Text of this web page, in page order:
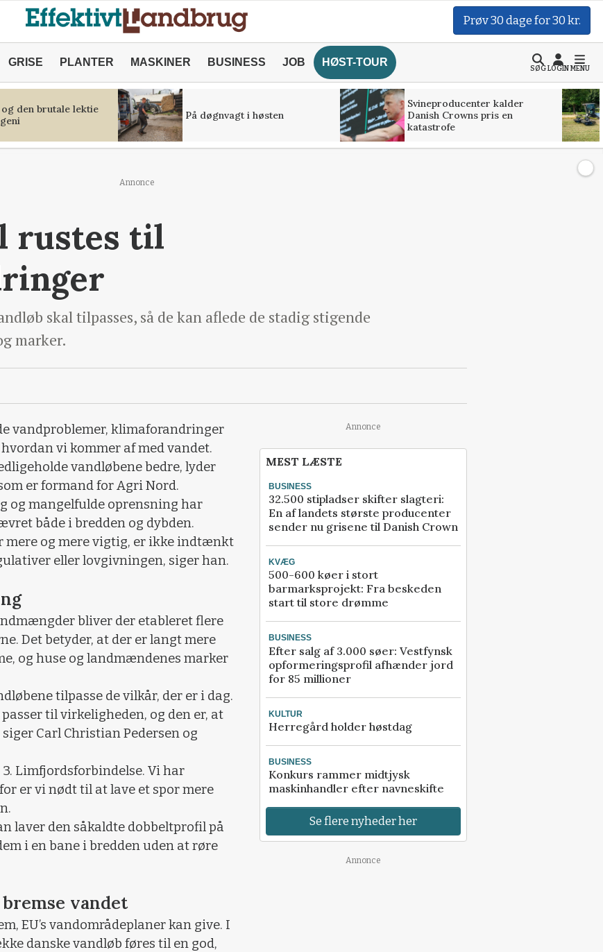
Prøv 30 dage for 30 kr.
GRISE PLANTER MASKINER BUSINESS JOB HØST-TOUR
SØGLOGINMENU
den brutale lektie
På døgnvagt i høsten
Svineproducenter kalder
Danish Crowns pris en
katastrofe
Annonce
rustes til
skal tilpasses, så de kan aflede de stadig stigende
marker.
vandproblemer, klimaforandringer
vi kommer af med vandet.
vandløbene bedre, lyder
er formand for Agri Nord.
og mangelfulde oprensning har
både i bredden og dybden.
mere og mere vigtig, er ikke indtænkt
eller lovgivningen, siger han.
bliver der etableret flere
Det betyder, at der er langt mere
og huse og landmændenes marker
tilpasse de vilkår, der er i dag.
til virkeligheden, og den er, at
Carl Christian Pedersen og
Limfjordsforbindelse. Vi har
er vi nødt til at lave et spor mere
laver den såkaldte dobbeltprofil på
i en bane i bredden uden at røre
vandet
EU’s vandområdeplaner kan give. I
danske vandløb føres til en god,
Annonce
MEST LÆSTE
BUSINESS
32.500 stipladser skifter slagteri:
En af landets største producenter
sender nu grisene til Danish Crown
KVÆG
500-600 køer i stort
barmarksprojekt: Fra beskeden
start til store drømme
BUSINESS
Efter salg af 3.000 søer: Vestfynsk
opformeringsprofil afhænder jord
for 85 millioner
KULTUR
Herregård holder høstdag
BUSINESS
Konkurs rammer midtjysk
maskinhandler efter navneskifte
Se flere nyheder her
Annonce